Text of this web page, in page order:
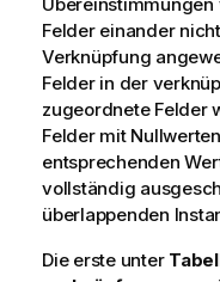
Felder einander
Verknüpfung
Felder in der
zugeordnete Felder
Felder mit
entsprechenden
vollständig
überlappenden
Die erste unter